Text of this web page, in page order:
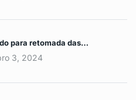
para retomada das…
3, 2024